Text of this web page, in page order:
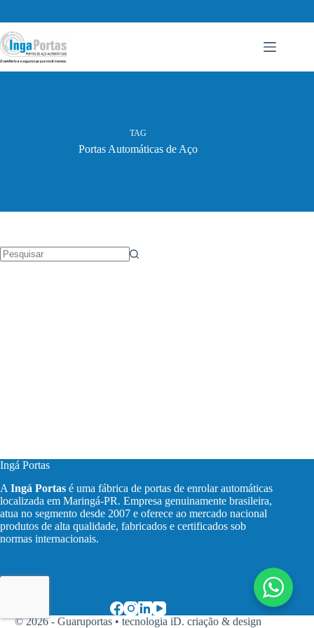
conteúdo
TAG
Portas Automáticas de Aço
Ingá Portas
A Ingá Portas é uma fábrica de portas de enrolar automáticas
localizada em Maringá-PR. Empresa genuinamente brasileira,
atua no segmento desde 2007 e oferece ao mercado nacional
produtos de alta qualidade, fabricados e certificados sob
normas internacionais.
© 2026 - Guaruportas •tecnologia iD. criação & design